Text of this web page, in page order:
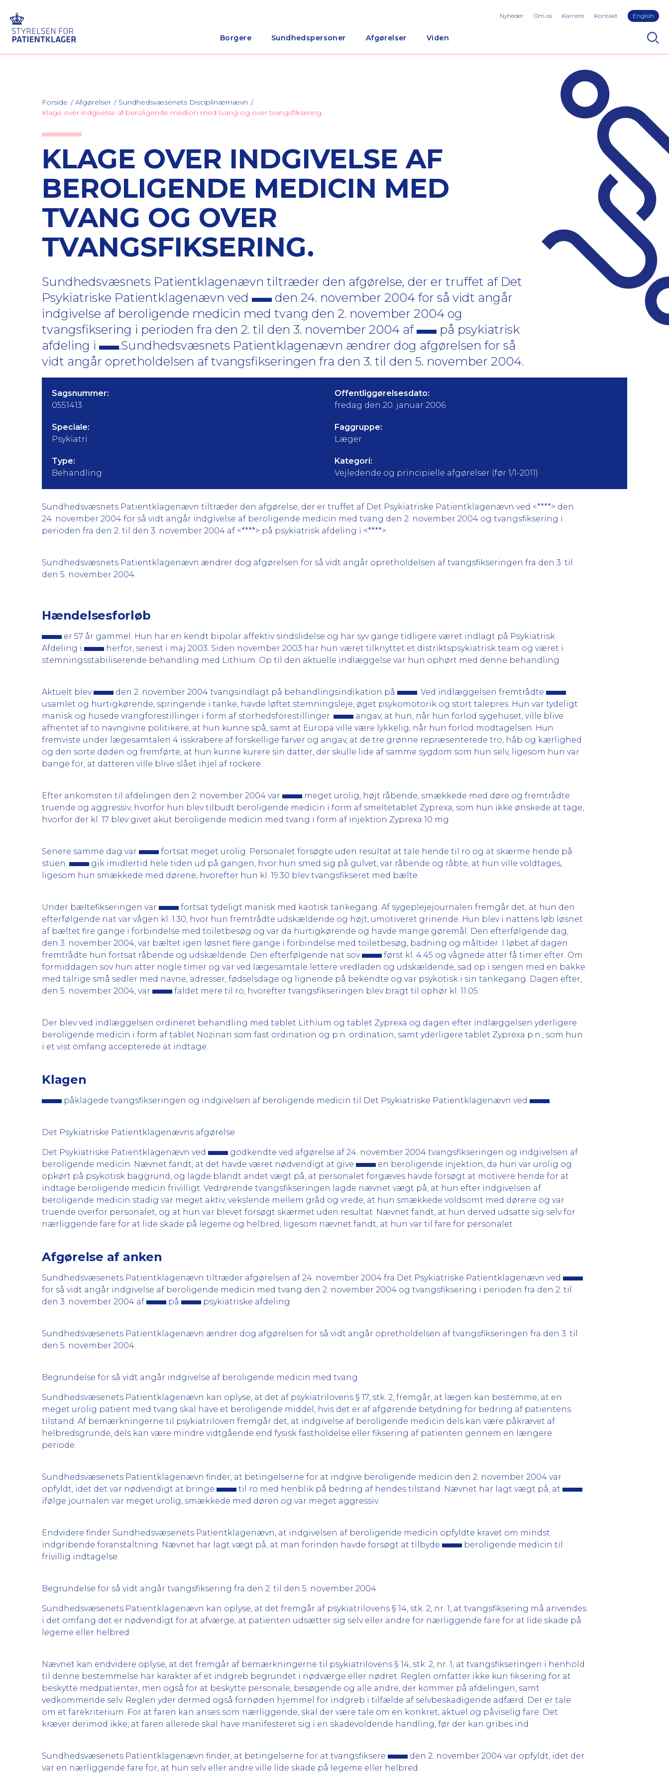
Borgere Sundhedspersoner Afgørelser Viden
Nyheder Om os Karriere Kontakt English
Forside Afgørelser
Sundhedsvæsenets Disciplinærnævn
Klage over indgivelse af beroligende medicin med tvang og over tvangsfiksering.
KLAGE OVER INDGIVELSE AF
BEROLIGENDE MEDICIN MED
TVANG OG OVER
TVANGSFIKSERING.
Sundhedsvæsnets Patientklagenævn tiltræder den afgørelse, der er truffet af Det
Psykiatriske Patientklagenævn ved
den 24. november 2004 for så vidt angår
indgivelse af beroligende medicin med tvang den 2. november 2004 og
tvangsfiksering i perioden fra den 2. til den 3. november 2004 af
på psykiatrisk
afdeling i
.Sundhedsvæsnets Patientklagenævn ændrer dog afgørelsen for så
vidt angår opretholdelsen af tvangsfikseringen fra den 3. til den 5. november 2004.
Sagsnummer:
0551413
Offentliggørelsesdato:
fredag den 20. januar 2006
Speciale:
Psykiatri
Faggruppe:
Læger
Type:
Behandling
Kategori:
Vejledende og principielle afgørelser (før 1/1-2011)
Sundhedsvæsnets Patientklagenævn tiltræder den afgørelse, der er truffet af Det Psykiatriske Patientklagenævn ved <****> den
24. november 2004 for så vidt angår indgivelse af beroligende medicin med tvang den 2. november 2004 og tvangsfiksering i
perioden fra den 2. til den 3. november 2004 af <****> på psykiatrisk afdeling i <****>.
Sundhedsvæsnets Patientklagenævn ændrer dog afgørelsen for så vidt angår opretholdelsen af tvangsfikseringen fra den 3. til
den 5. november 2004.
Hændelsesforløb
er 57 år gammel. Hun har en kendt bipolar affektiv sindslidelse og har syv gange tidligere været indlagt på Psykiatrisk
Afdeling i
herfor, senest i maj 2003. Siden november 2003 har hun været tilknyttet et distriktspsykiatrisk team og været i
stemningsstabiliserende behandling med Lithium. Op til den aktuelle indlæggelse var hun ophørt med denne behandling.
Aktuelt blev den 2. november 2004 tvangsindlagt på behandlingsindikation på
. Ved indlæggelsen fremtrådte
usamlet og hurtigkørende, springende i tanke, havde løftet stemningsleje, øget psykomotorik og stort talepres. Hun var tydeligt
manisk og husede vrangforestillinger i form af storhedsforestillinger.
angav, at hun, når hun forlod sygehuset, ville blive
afhentet af to navngivne politikere, at hun kunne spå, samt at Europa ville være lykkelig, når hun forlod modtagelsen. Hun
fremviste under lægesamtalen 4 isskrabere af forskellige farver og angav, at de tre grønne repræsenterede tro, håb og kærlighed
og den sorte døden og fremførte, at hun kunne kurere sin datter, der skulle lide af samme sygdom som hun selv, ligesom hun var
bange for, at datteren ville blive slået ihjel af rockere.
Efter ankomsten til afdelingen den 2. november 2004 var
meget urolig, højt råbende, smækkede med døre og fremtrådte
truende og aggressiv, hvorfor hun blev tilbudt beroligende medicin i form af smeltetablet Zyprexa, som hun ikke ønskede at tage,
hvorfor der kl. 17 blev givet akut beroligende medicin med tvang i form af injektion Zyprexa 10 mg.
Senere samme dag var
fortsat meget urolig. Personalet forsøgte uden resultat at tale hende til ro og at skærme hende på
stuen.
gik imidlertid hele tiden ud på gangen, hvor hun smed sig på gulvet, var råbende og råbte, at hun ville voldtages,
ligesom hun smækkede med dørene, hvorefter hun kl. 19.30 blev tvangsfikseret med bælte.
Under bæltefikseringen var
fortsat tydeligt manisk med kaotisk tankegang. Af sygeplejejournalen fremgår det, at hun den
efterfølgende nat var vågen kl. 1.30, hvor hun fremtrådte udskældende og højt, umotiveret grinende. Hun blev i nattens løb løsnet
af bæltet fire gange i forbindelse med toiletbesøg og var da hurtigkørende og havde mange gøremål. Den efterfølgende dag,
den 3. november 2004, var bæltet igen løsnet flere gange i forbindelse med toiletbesøg, badning og måltider. I løbet af dagen
fremtrådte hun fortsat råbende og udskældende. Den efterfølgende nat sov
først kl. 4.45 og vågnede atter få timer efter. Om
formiddagen sov hun atter nogle timer og var ved lægesamtale lettere vredladen og udskældende, sad op i sengen med en bakke
med talrige små sedler med navne, adresser, fødselsdage og lignende på bekendte og var psykotisk i sin tankegang. Dagen efter,
den 5. november 2004, var
faldet mere til ro, hvorefter tvangsfikseringen blev bragt til ophør kl. 11.05.
Der blev ved indlæggelsen ordineret behandling med tablet Lithium og tablet Zyprexa og dagen efter indlæggelsen yderligere
beroligende medicin i form af tablet Nozinan som fast ordination og p.n. ordination, samt yderligere tablet Zyprexa p.n., som hun
i et vist omfang accepterede at indtage.
Klagen
påklagede tvangsfikseringen og indgivelsen af beroligende medicin til Det Psykiatriske Patientklagenævn ved .
Det Psykiatriske Patientklagenævns afgørelse
Det Psykiatriske Patientklagenævn ved
godkendte ved afgørelse af 24. november 2004 tvangsfikseringen og indgivelsen af
beroligende medicin. Nævnet fandt, at det havde været nødvendigt at give
en beroligende injektion, da hun var urolig og
opkørt på psykotisk baggrund, og lagde blandt andet vægt på, at personalet forgæves havde forsøgt at motivere hende for at
indtage beroligende medicin frivilligt. Vedrørende tvangsfikseringen lagde nævnet vægt på, at hun efter indgivelsen af
beroligende medicin stadig var meget aktiv, vekslende mellem gråd og vrede, at hun smækkede voldsomt med dørene og var
truende overfor personalet, og at hun var blevet forsøgt skærmet uden resultat. Nævnet fandt, at hun derved udsatte sig selv for
nærliggende fare for at lide skade på legeme og helbred, ligesom nævnet fandt, at hun var til fare for personalet.
Afgørelse af anken
Sundhedsvæsenets Patientklagenævn tiltræder afgørelsen af 24. november 2004 fra Det Psykiatriske Patientklagenævn ved
for så vidt angår indgivelse af beroligende medicin med tvang den 2. november 2004 og tvangsfiksering i perioden fra den 2. til
den 3. november 2004 af
på psykiatriske afdeling.
Sundhedsvæsenets Patientklagenævn ændrer dog afgørelsen for så vidt angår opretholdelsen af tvangsfikseringen fra den 3. til
den 5. november 2004.
Begrundelse for så vidt angår indgivelse af beroligende medicin med tvang
Sundhedsvæsenets Patientklagenævn kan oplyse, at det af psykiatrilovens § 17, stk. 2, fremgår, at lægen kan bestemme, at en
meget urolig patient med tvang skal have et beroligende middel, hvis det er af afgørende betydning for bedring af patientens
tilstand. Af bemærkningerne til psykiatriloven fremgår det, at indgivelse af beroligende medicin dels kan være påkrævet af
helbredsgrunde, dels kan være mindre vidtgående end fysisk fastholdelse eller fiksering af patienten gennem en længere
periode.
Sundhedsvæsenets Patientklagenævn finder, at betingelserne for at indgive beroligende medicin den 2. november 2004 var
opfyldt, idet det var nødvendigt at bringe
til ro med henblik på bedring af hendes tilstand. Nævnet har lagt vægt på, at
ifølge journalen var meget urolig, smækkede med døren og var meget aggressiv.
Endvidere finder Sundhedsvæsenets Patientklagenævn, at indgivelsen af beroligende medicin opfyldte kravet om mindst
indgribende foranstaltning. Nævnet har lagt vægt på, at man forinden havde forsøgt at tilbyde
beroligende medicin til
frivillig indtagelse.
Begrundelse for så vidt angår tvangsfiksering fra den 2. til den 5. november 2004
Sundhedsvæsenets Patientklagenævn kan oplyse, at det fremgår af psykiatrilovens § 14, stk. 2, nr. 1, at tvangsfiksering må anvendes
i det omfang det er nødvendigt for at afværge, at patienten udsætter sig selv eller andre for nærliggende fare for at lide skade på
legeme eller helbred.
Nævnet kan endvidere oplyse, at det fremgår af bemærkningerne til psykiatrilovens § 14, stk. 2, nr. 1, at tvangsfikseringen i henhold
til denne bestemmelse har karakter af et indgreb begrundet i nødværge eller nødret. Reglen omfatter ikke kun fiksering for at
beskytte medpatienter, men også for at beskytte personale, besøgende og alle andre, der kommer på afdelingen, samt
vedkommende selv. Reglen yder dermed også fornøden hjemmel for indgreb i tilfælde af selvbeskadigende adfærd. Der er tale
om et farekriterium. For at faren kan anses som nærliggende, skal der være tale om en konkret, aktuel og påviselig fare. Det
kræver derimod ikke, at faren allerede skal have manifesteret sig i en skadevoldende handling, før der kan gribes ind.
Sundhedsvæsenets Patientklagenævn finder, at betingelserne for at tvangsfiksere
den 2. november 2004 var opfyldt, idet der
var en nærliggende fare for, at hun selv eller andre ville lide skade på legeme eller helbred.